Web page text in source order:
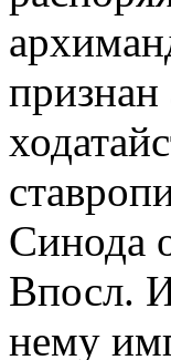
Синода
Впосл.
нему